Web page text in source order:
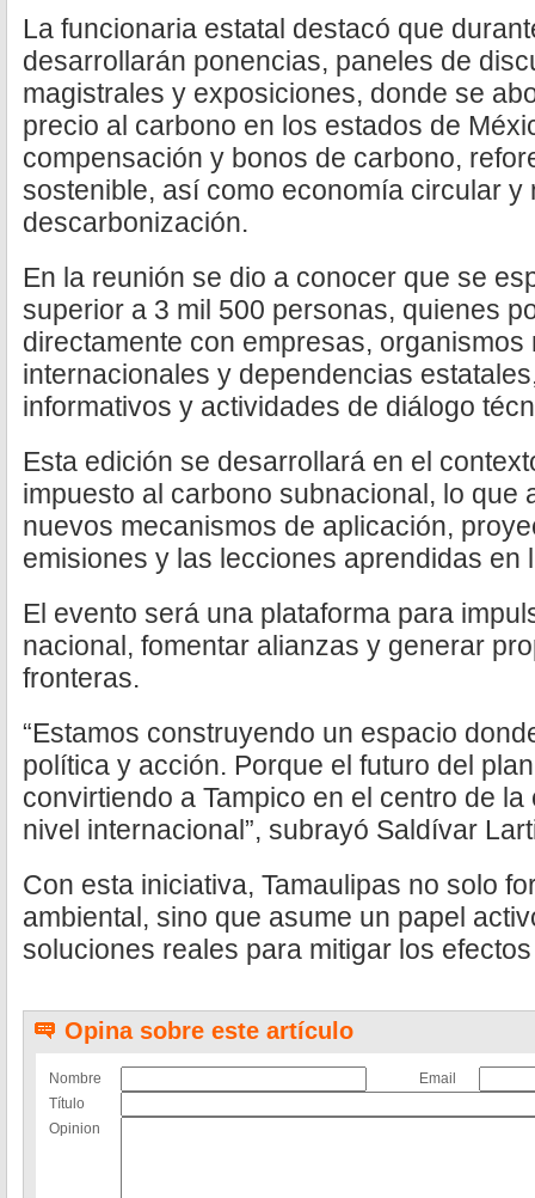
La funcionaria estatal destacó que
desarrollarán ponencias, paneles de
magistrales y exposiciones, donde se
precio al carbono en los estados de
compensación y bonos de carbono,
sostenible, así como economía circular y
descarbonización.
En la reunión se dio a conocer que se
superior a 3 mil 500 personas, quienes
directamente con empresas, organismos
internacionales y dependencias
informativos y actividades de diálogo
Esta edición se desarrollará en el
impuesto al carbono subnacional, lo que
nuevos mecanismos de aplicación,
emisiones y las lecciones aprendidas en
El evento será una plataforma para
nacional, fomentar alianzas y generar
fronteras.
“Estamos construyendo un espacio
política y acción. Porque el futuro del
convirtiendo a Tampico en el centro de
nivel internacional”, subrayó Saldívar
Con esta iniciativa, Tamaulipas no solo
ambiental, sino que asume un papel
soluciones reales para mitigar los
Opina sobre este artículo
Nombre
Email
Título
Opinion